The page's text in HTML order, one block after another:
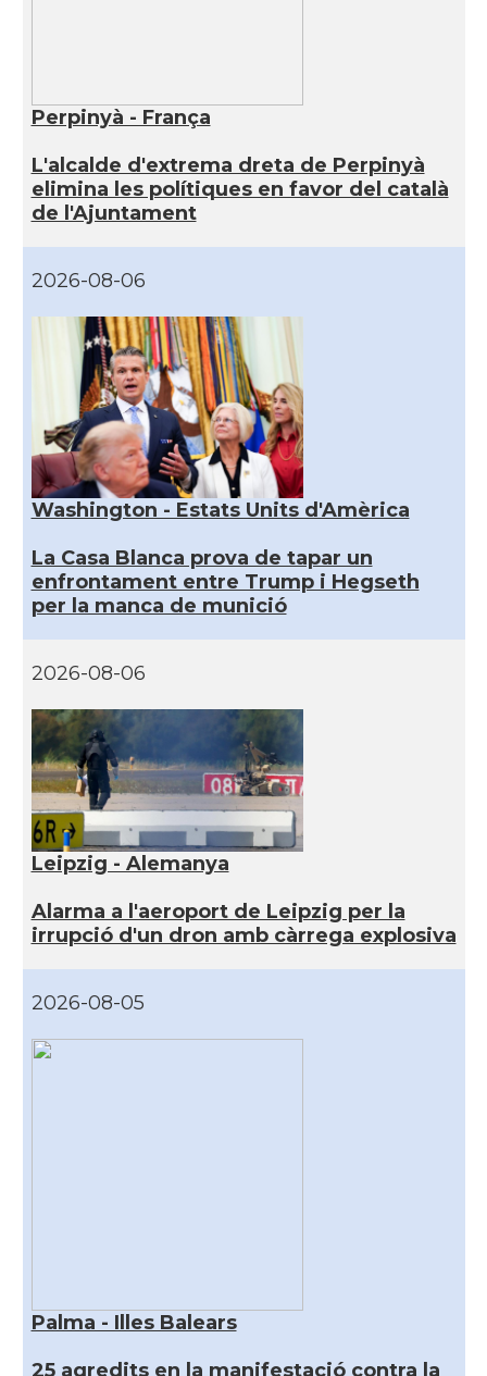
Perpinyà - França
L'alcalde d'extrema dreta de Perpinyà
elimina les polítiques en favor del català
de l'Ajuntament
2026-08-06
Washington - Estats Units d'Amèrica
La Casa Blanca prova de tapar un
enfrontament entre Trump i Hegseth
per la manca de munició
2026-08-06
Leipzig - Alemanya
Alarma a l'aeroport de Leipzig per la
irrupció d'un dron amb càrrega explosiva
2026-08-05
Palma - Illes Balears
25 agredits en la manifestació contra la